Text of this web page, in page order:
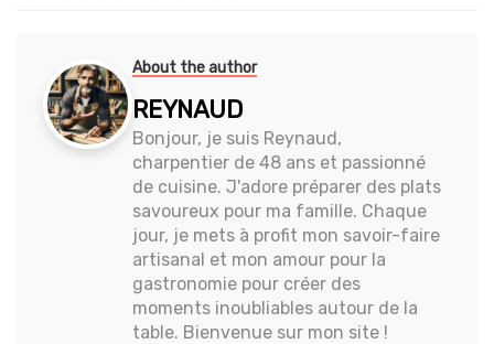
About the author
REYNAUD
Bonjour, je suis Reynaud,
charpentier de 48 ans et passionné
de cuisine. J'adore préparer des plats
savoureux pour ma famille. Chaque
jour, je mets à profit mon savoir-faire
artisanal et mon amour pour la
gastronomie pour créer des
moments inoubliables autour de la
table. Bienvenue sur mon site !